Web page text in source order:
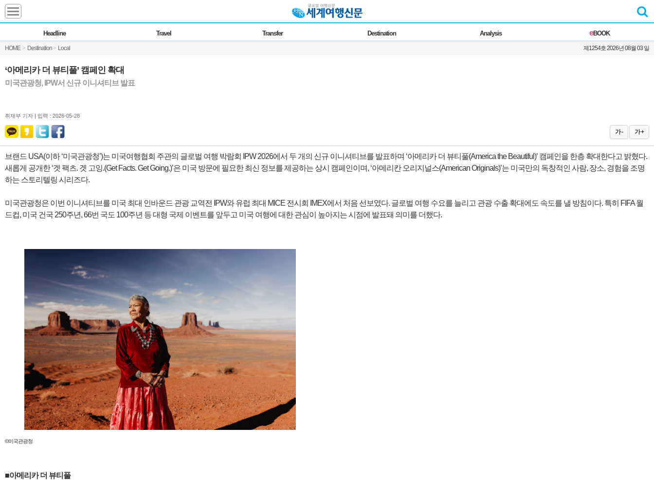
Headline Travel Transfer Destination Analysis eBOOK
HOME > Destination > Local 제1254호 2026년 08월 03 일
Headline
News
Commentary Opinion
Focus Marketing
ZoomIn
Transfer
Destination
‘아메리카 더 뷰티풀’ 캠페인 확대
미국관광청, IPW서 신규 이니셔티브 발표
취재부 기자 | 입력 : 2026-05-28
가 - 가 +
브랜드 USA(이하 ‘미국관광청’)는 미국여행협회 주관의 글로벌 여행 박람회 IPW 2026에서 두 개의 신규 이니셔티브를 발표하며 ‘아메리카 더 뷰티풀(America the Beautiful)’ 캠페인을 한층 확대한다고 밝혔다.
새롭게 공개한 ‘겟 팩츠. 겟 고잉.(Get Facts. Get Going.)’은 미국 방문에 필요한 최신 정보를 제공하는 상시 캠페인이며, ‘아메리칸 오리지널스(American Originals)’는 미국만의 독창적인 사람, 장소, 경험을 조명
하는 스토리텔링 시리즈다.
미국관광청은 이번 이니셔티브를 미국 최대 인바운드 관광 교역전 IPW와 유럽 최대 MICE 전시회 IMEX에서 처음 선보였다. 글로벌 여행 수요를 늘리고 관광 수출 확대에도 속도를 낼 방침이다. 특히 FIFA 월
드컵, 미국 건국 250주년, 66번 국도 100주년 등 대형 국제 이벤트를 앞두고 미국 여행에 대한 관심이 높아지는 시점에 발표돼 의미를 더했다.
©미국관광청
■아메리카 더 뷰티풀